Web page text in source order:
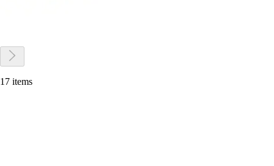
17 items